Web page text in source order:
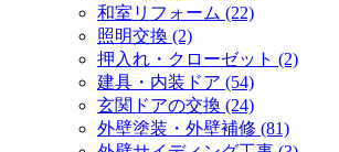
和室リフォーム (22)
照明交換 (2)
押入れ・クローゼット (2)
建具・内装ドア (54)
玄関ドアの交換 (24)
外壁塗装・外壁補修 (81)